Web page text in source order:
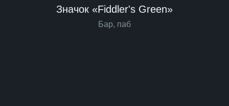
Значок «Fiddler's Green»
Бар, паб